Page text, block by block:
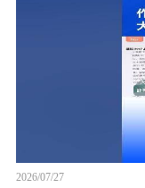
2026/07/27